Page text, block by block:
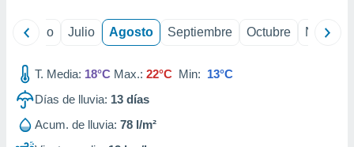
1199
Junio Julio Agosto Septiembre Octubre
T. Media: 18°C Max.: 22°C Min: 13°C
Días de lluvia: 13 días
Acum. de lluvia: 78 l/m²